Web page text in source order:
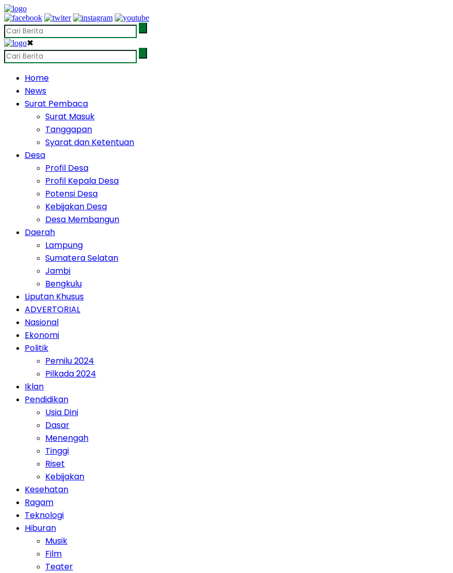
✖
Home
News
Surat Pembaca
Surat Masuk
Tanggapan
Syarat dan Ketentuan
Desa
Profil Desa
Profil Kepala Desa
Potensi Desa
Kebijakan Desa
Desa Membangun
Daerah
Lampung
Sumatera Selatan
Jambi
Bengkulu
Liputan Khusus
ADVERTORIAL
Nasional
Ekonomi
Politik
Pemilu 2024
Pilkada 2024
Iklan
Pendidikan
Usia Dini
Dasar
Menengah
Tinggi
Riset
Kebijakan
Kesehatan
Ragam
Teknologi
Hiburan
Musik
Film
Teater